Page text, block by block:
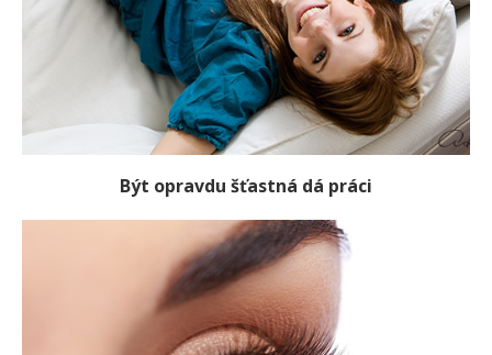
Být opravdu šťastná dá práci